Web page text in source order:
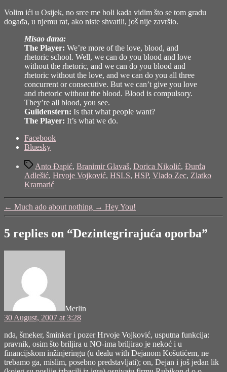
Volim ići u Osijek, no srce me boli kada vidim što se tom gradu
događa, u njemu rat, ako niste shvatili, još nije završio.
Misao dana:
The Player: We’re more of the love, blood, and
rhetoric school. Well, we can do you blood and love
without the rhetoric, and we can do you blood and
rhetoric without the love, and we can do you all three
concurrent or consecutive. But we can’t give you love
and rhetoric without the blood. Blood is compulsory.
They’re all blood, you see.
Guildenstern: Is that what people want?
The Player: It’s what we do.
Share
"Dezintegrirajuća
oporba"
Facebook
Bluesky
TagsAnto Đapić, Branimir Glavaš, Dorica Nikolić, Đurđa
Adlešić, Hrvoje Vojković, HSLS, HSP, Vlado Zec, Zlatko
Kramarić
← Much ado about nothing → Hey You!
5 replies on “Dezintegrirajuća oporba”
Merlin
30 August, 2007 at 3:28
nda, šmeker, šminker i pozer Hrvoje Vojković, usputna funkcija:
pravnik, osim što briljira u NO-ima briljirao je nekoć i u
financijskom inžinjeringu (u dealu with Dejanom Košutićem, ne
trebamo ga, mislim, posebno predstavljati); on, Dejan i još jedan lik